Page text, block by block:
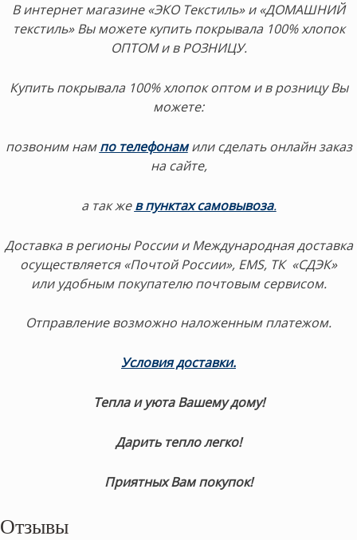
В интернет магазине «ЭКО Текстиль» и «ДОМАШНИЙ
текстиль» Вы можете купить покрывала 100% хлопок
ОПТОМ и в РОЗНИЦУ.
Купить покрывала 100% хлопок оптом и в розницу Вы
можете:
позвоним нампо телефонамили сделать онлайн заказ
на сайте,
а так жев пунктах самовывоза.
Доставка в регионы России и Международная доставка
осуществляется «Почтой России», EMS, ТК «СДЭК»
или удобным покупателю почтовым сервисом.
Отправление возможно наложенным платежом.
Условия доставки.
Тепла и уюта Вашему дому!
Дарить тепло легко!
Приятных Вам покупок!
Отзывы